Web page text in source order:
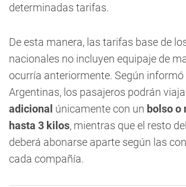
determinadas tarifas.
De esta manera, las tarifas base de
nacionales no incluyen equipaje de
ocurría anteriormente. Según informó
Argentinas, los pasajeros podrán
adicional únicamente con un bolso o
hasta 3 kilos, mientras que el resto
deberá abonarse aparte según las
cada compañía.